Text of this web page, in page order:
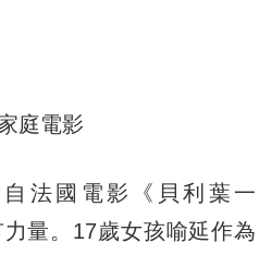
庭電影
國電影《貝利葉一
量。17歲女孩喻延作為